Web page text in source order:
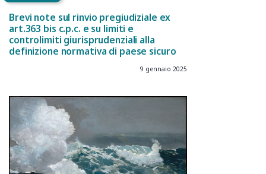
Brevi note sul rinvio pregiudiziale ex
art.363 bis c.p.c. e su limiti e
controlimiti giurisprudenziali alla
definizione normativa di paese sicuro
9 gennaio 2025